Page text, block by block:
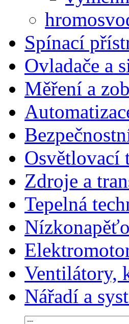
Spínací
Ovladače a
Měření a
Osvětlovací
Zdroje a
Tepelná
Ventilátory,
Nářadí a